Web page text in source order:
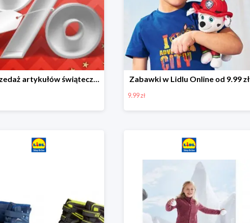
Wyprzedaż artykułów świątecznych w Lidlu Online Zabawki w Lidlu Online od 9.99 zł
9.99 zł